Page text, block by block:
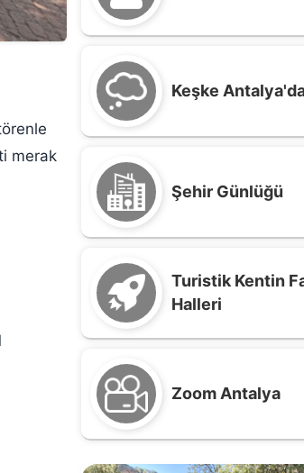
merak
Keşke
Şehir Günlüğü
Turistik Kentin
Halleri
Zoom Antalya
Mezarlıklar Müdürlüğüne
Gerçekten ölüleri bir daha
nasıl bir şeydir, açıklar